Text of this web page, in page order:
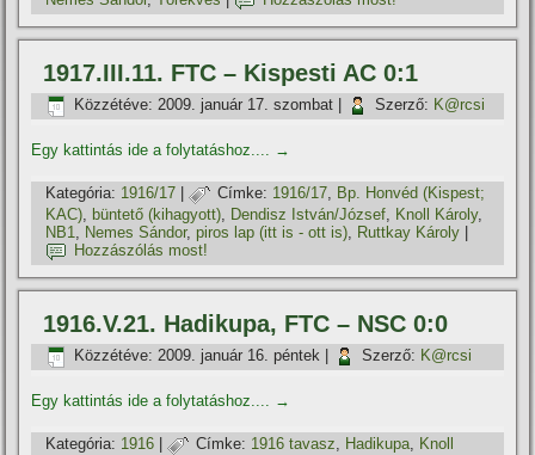
1917.III.11. FTC – Kispesti AC 0:1
Közzétéve: 2009. január 17. szombat Szerző: K@rcsi
Egy kattintás ide a folytatáshoz.... →
Kategória: 1916/17 | Címke: 1916/17, Bp. Honvéd (Kispest;
KAC), büntető (kihagyott), Dendisz István/József, Knoll Károly,
NB1, Nemes Sándor,piros lap (itt is - ott is), Ruttkay Károly
Hozzászólás most!
1916.V.21. Hadikupa, FTC – NSC 0:0
Közzétéve: 2009. január 16. péntek Szerző: K@rcsi
Egy kattintás ide a folytatáshoz.... →
Kategória: 1916 | Címke: 1916 tavasz, Hadikupa, Knoll